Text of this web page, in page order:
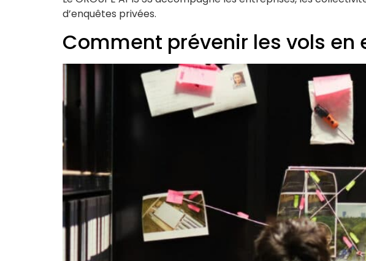
d’enquêtes privées.
Comment prévenir les vols en